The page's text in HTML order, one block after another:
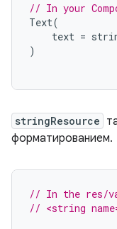
// In your
Text(
text =
)
stringResource
форматированием.
// In the res/
// <string